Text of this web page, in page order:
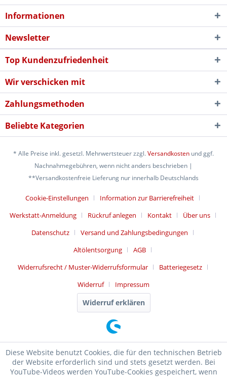
Informationen
Newsletter
Top Kundenzufriedenheit
Wir verschicken mit
Zahlungsmethoden
Beliebte Kategorien
* Alle Preise inkl. gesetzl. Mehrwertsteuer zzgl.Versandkosten und ggf.
Nachnahmegebühren, wenn nicht anders beschrieben |
**Versandkostenfreie Lieferung nur innerhalb Deutschlands
Cookie-Einstellungen
Information zur Barrierefreiheit
Werkstatt-Anmeldung
Rückruf anlegen Kontakt
Über uns
Datenschutz
Versand und Zahlungsbedingungen
Altölentsorgung
AGB
Widerrufsrecht / Muster-Widerrufsformular
Batteriegesetz
Widerruf
Impressum
Widerruf erklären
Diese Website benutzt Cookies, die für den technischen Betrieb
der Website erforderlich sind und stets gesetzt werden. Bei
YouTube-Videos werden YouTube-Cookies gespeichert, wenn